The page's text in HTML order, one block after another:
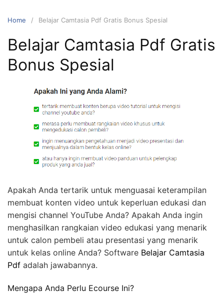
Home Belajar Camtasia Pdf Gratis Bonus Spesial
Belajar Camtasia Pdf Gratis
Bonus Spesial
Apakah Anda tertarik untuk menguasai keterampilan
membuat konten video untuk keperluan edukasi dan
mengisi channel YouTube Anda? Apakah Anda ingin
menghasilkan rangkaian video edukasi yang menarik
untuk calon pembeli atau presentasi yang menarik
untuk kelas online Anda? Software Belajar Camtasia
Pdf adalah jawabannya.
Mengapa Anda Perlu Ecourse Ini?